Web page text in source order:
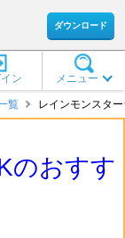
ダウンロード
メニュー
ン
覧 レインモンスタ
のおすす